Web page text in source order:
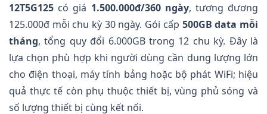
12T5G125 có giá 1.500.000đ/360 ngày, tương đương
125.000đ mỗi chu kỳ 30 ngày. Gói cấp 500GB data mỗi
tháng, tổng quy đổi 6.000GB trong 12 chu kỳ. Đây là
lựa chọn phù hợp khi người dùng cần dung lượng lớn
cho điện thoại, máy tính bảng hoặc bộ phát WiFi; hiệu
quả thực tế còn phụ thuộc thiết bị, vùng phủ sóng và
số lượng thiết bị cùng kết nối.